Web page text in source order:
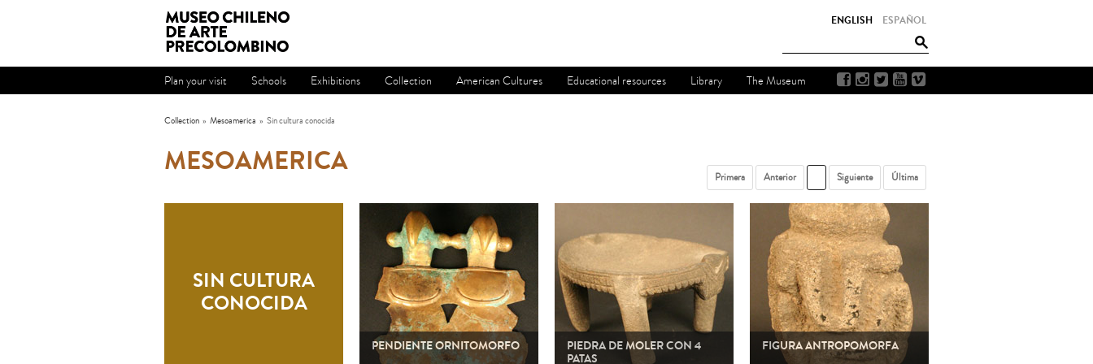
ESPAÑOL
ENGLISH
Plan your visit Schools Exhibitions Collection American Cultures Educational resources Library The Museum
Collection » Mesoamerica » Sin cultura conocida
MESOAMERICA
SIN CULTURA
CONOCIDA
Primera Anterior Siguiente Última
PENDIENTE ORNITOMORFO PIEDRA DE MOLER CON 4
PATAS
FIGURA ANTROPOMORFA